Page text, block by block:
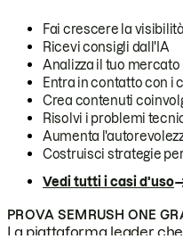
Fai crescere la
Ricevi consigli dall'IA
Analizza il tuo mercato
Entra in contatto con i
Crea contenuti
Risolvi i problemi
Aumenta
Costruisci strategie
Vedi tutti i casi d'uso
PROVA SEMRUSH ONE
La piattaforma leader